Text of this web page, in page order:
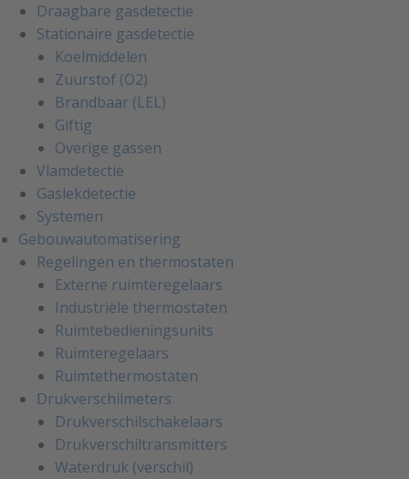
Draagbare gasdetectie
Stationaire gasdetectie
Koelmiddelen
Zuurstof (O2)
Brandbaar (LEL)
Giftig
Overige gassen
Vlamdetectie
Gaslekdetectie
Systemen
Gebouwautomatisering
Regelingen en thermostaten
Externe ruimteregelaars
Industriële thermostaten
Ruimtebedieningsunits
Ruimteregelaars
Ruimtethermostaten
Drukverschilmeters
Drukverschilschakelaars
Drukverschiltransmitters
Waterdruk (verschil)